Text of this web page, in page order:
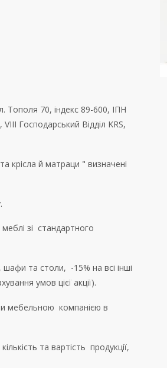
Тополя 70, індекс 89-600, ІПН
Господарський Відділ KRS,
крісла й матраци " визначені
зі стандартного
та столи, -15% на всі інші
умов цієї акції).
мебельною компанією в
та вартість продукції,